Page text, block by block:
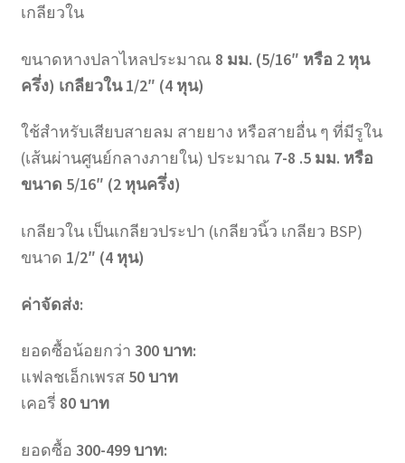
เกลียวใน
ขนาดหางปลาไหลประมาณ 8 มม. (5/16″ หรือ 2 หุน
ครึ่ง) เกลียวใน 1/2″ (4 หุน)
ใช้สำหรับเสียบสายลม สายยาง หรือสายอื่น ๆ ที่มีรูใน
(เส้นผ่านศูนย์กลางภายใน) ประมาณ 7-8 .5 มม. หรือ
ขนาด 5/16″ (2 หุนครึ่ง)
เกลียวใน เป็นเกลียวประปา (เกลียวนิ้ว เกลียว BSP)
ขนาด 1/2″ (4 หุน)
ค่าจัดส่ง:
ยอดซื้อน้อยกว่า 300 บาท:
แฟลชเอ็กเพรส 50 บาท
เคอรี่ 80 บาท
ยอดซื้อ 300-499 บาท: